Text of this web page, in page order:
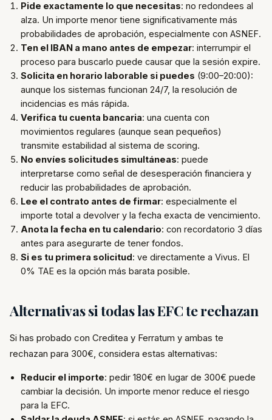
Pide exactamente lo que necesitas: no redondees al
alza. Un importe menor tiene significativamente más
probabilidades de aprobación, especialmente con ASNEF.
Ten el IBAN a mano antes de empezar: interrumpir el
proceso para buscarlo puede causar que la sesión expire.
Solicita en horario laborable si puedes (9:00–20:00):
aunque los sistemas funcionan 24/7, la resolución de
incidencias es más rápida.
Verifica tu cuenta bancaria: una cuenta con
movimientos regulares (aunque sean pequeños)
transmite estabilidad al sistema de scoring.
No envíes solicitudes simultáneas: puede
interpretarse como señal de desesperación financiera y
reducir las probabilidades de aprobación.
Lee el contrato antes de firmar: especialmente el
importe total a devolver y la fecha exacta de vencimiento.
Anota la fecha en tu calendario: con recordatorio 3 días
antes para asegurarte de tener fondos.
Si es tu primera solicitud: ve directamente a Vivus. El
0% TAE es la opción más barata posible.
Alternativas si todas las EFC te rechazan
Si has probado con Creditea y Ferratum y ambas te
rechazan para 300€, considera estas alternativas:
Reducir el importe: pedir 180€ en lugar de 300€ puede
cambiar la decisión. Un importe menor reduce el riesgo
para la EFC.